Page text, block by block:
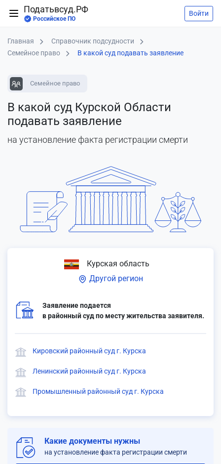
Податьвсуд.РФ
Российское ПО
Войти
Главная
Справочник подсудности
Семейное право
В какой суд подавать заявление
Семейное право
В какой суд Курской Области
подавать заявление
на установление факта регистрации смерти
Курская область
Другой регион
Заявление подается
в районный суд по месту жительства заявителя.
Кировский районный суд г. Курска
Ленинский районный суд г. Курска
Промышленный районный суд г. Курска
Какие документы нужны
на установление факта регистрации смерти